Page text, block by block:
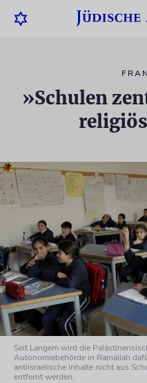
»Schulen
Seit Langem wird die
Autonomiebehörde in Ramallah
antiisraelische Inhalte nicht aus
entfernt werden.